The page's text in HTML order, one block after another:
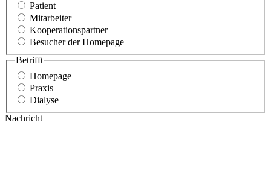
Patient
Mitarbeiter
Kooperationspartner
Besucher der Homepage
Betrifft
Homepage
Praxis
Dialyse
Nachricht